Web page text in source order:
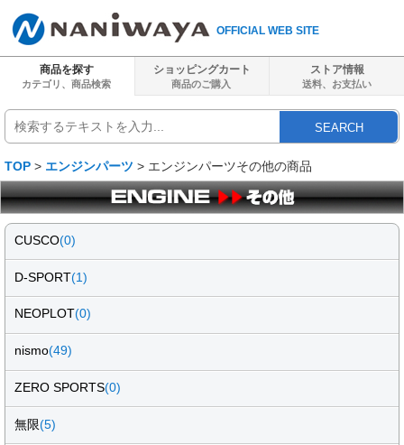
OFFICIAL WEB SITE
商品を探す
カテゴリ、商品検索
ショッピングカート
商品のご購入
ストア情報
送料、 お支払い
SEARCH
TOP > エンジンパーツ > エンジンパーツその他の商品
CUSCO(0)
D-SPORT(1)
NEOPLOT(0)
nismo(49)
ZERO SPORTS(0)
無限(5)